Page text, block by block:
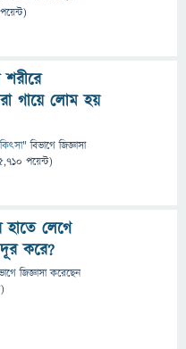
পয়েন্ট)
গায়ে লোম হয়
" বিভাগে জিজ্ঞাসা
পয়েন্ট)
হাতে লেগে
করে?
জিজ্ঞাসাকরেছেন